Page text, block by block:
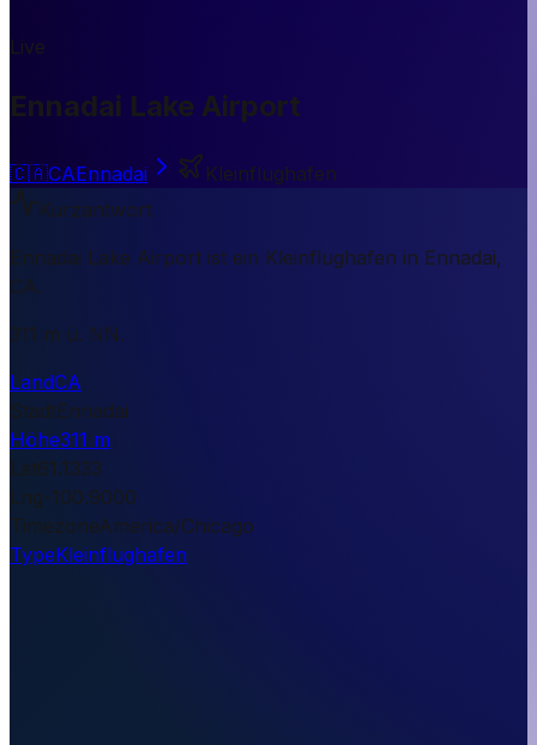
Live
Ennadai Lake Airport
🇨🇦CAEnnadai
Kleinflughafen
Kurzantwort
Ennadai Lake Airport ist ein Kleinflughafen in Ennadai,
CA.
311 m ü. NN.
LandCA
StadtEnnadai
Höhe311 m
Lat61.1333
Lng-100.9000
TimezoneAmerica/Chicago
TypeKleinflughafen